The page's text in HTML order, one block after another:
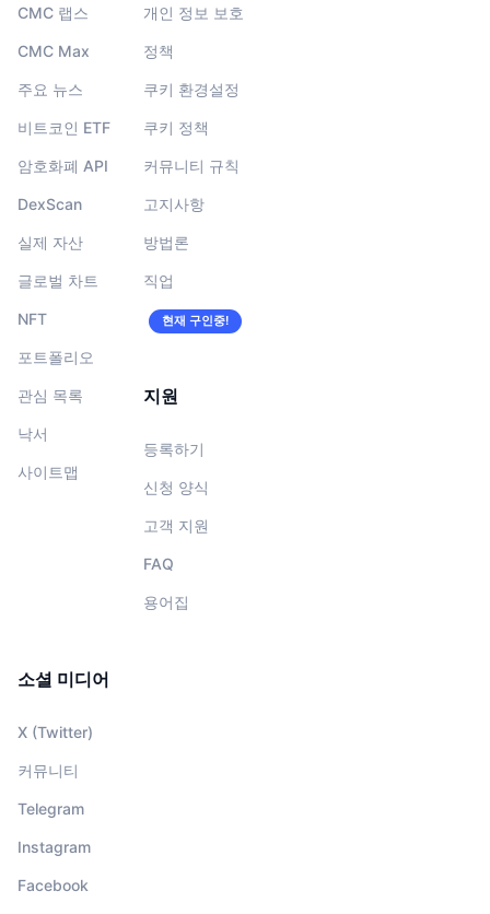
CMC 랩스
CMC Max
주요 뉴스
비트코인 ETF
암호화폐 API
DexScan
실제 자산
글로벌 차트
NFT
포트폴리오
관심 목록
낙서
사이트맵
개인 정보 보호
정책
쿠키 환경설정
쿠키 정책
커뮤니티 규칙
고지사항
방법론
직업
현재 구인중!
지원
등록하기
신청 양식
고객 지원
FAQ
용어집
소셜 미디어
X (Twitter)
커뮤니티
Telegram
Instagram
Facebook